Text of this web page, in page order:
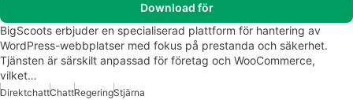
Download för
BigScoots erbjuder en specialiserad plattform för hantering av
WordPress-webbplatser med fokus på prestanda och säkerhet.
Tjänsten är särskilt anpassad för företag och WooCommerce,
vilket…
DirektchattChattRegeringStjärna